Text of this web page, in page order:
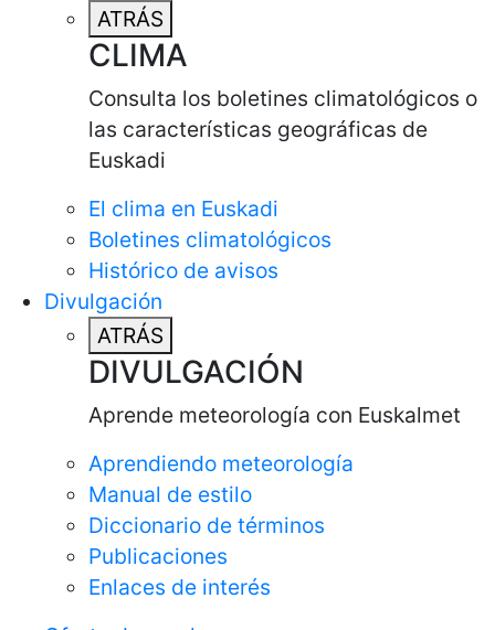
ATRÁS
CLIMA
Consulta los boletines climatológicos o
las características geográficas de
Euskadi
El clima en Euskadi
Boletines climatológicos
Histórico de avisos
Divulgación
ATRÁS
DIVULGACIÓN
Aprende meteorología con Euskalmet
Aprendiendo meteorología
Manual de estilo
Diccionario de términos
Publicaciones
Enlaces de interés